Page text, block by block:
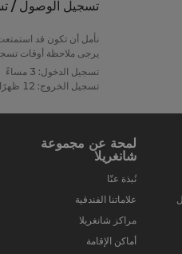
تسجيل الوصول /
نأمل أن تكون قد استمتعت
يرجى ملاحظة أوقات
تسجيل الدخول: 3 مساءً
تسجيل الخروج: 12 ظهرًا
لمحة عن مجموعة
شانغريلا
نُبذة عنّا
علاماتنا الفندقية
مراكز شانغريلا
أماكن الإقامة